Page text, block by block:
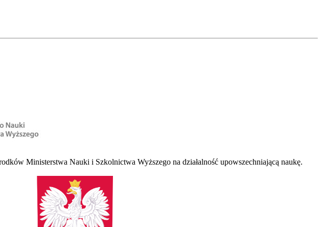
Ministerstwa Nauki i Szkolnictwa Wyższego na działalność upowszechniającą naukę.